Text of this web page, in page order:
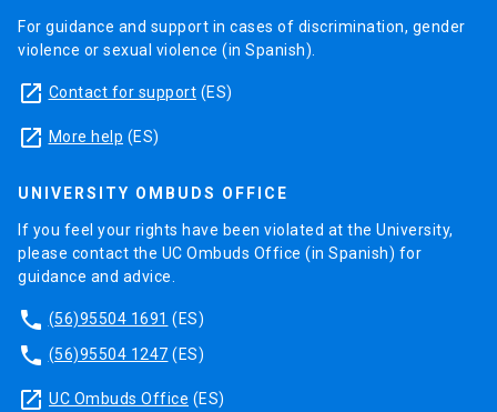
For guidance and support in cases of discrimination, gender
violence or sexual violence (in Spanish).
launch Contact for support (ES)
launch More help (ES)
UNIVERSITY OMBUDS OFFICE
If you feel your rights have been violated at the University,
please contact the UC Ombuds Office (in Spanish) for
guidance and advice.
phone (56)95504 1691 (ES)
phone (56)95504 1247 (ES)
launch UC Ombuds Office (ES)